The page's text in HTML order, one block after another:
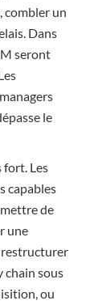
combler un
Dans
seront
le
fort. Les
capables
de
une
restructurer
chain sous
ou